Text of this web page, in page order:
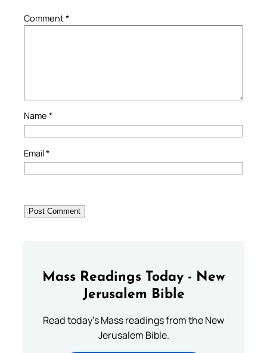
Comment*
Name *
Email*
Mass Readings Today - New
Jerusalem Bible
Read today's Mass readings from the New
Jerusalem Bible.